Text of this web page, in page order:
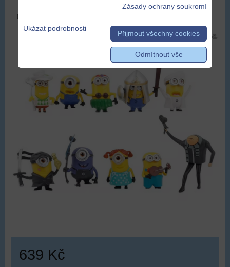
DOPRAVA ZDARMA
639 Kč
Zásady ochrany soukromí
Ukázat podrobnosti
Přijmout všechny cookies
Odmítnout vše